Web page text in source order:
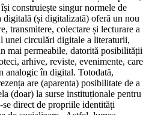
construiește singur normele de
(și digitalizată) oferă un nou
transmitere, colectare și lecturare a
unei circulări digitale a literaturii,
mai permeabile, datorită posibilității
arhive, reviste, evenimente, care
analogic în digital. Totodată,
are (aparenta) posibilitate de a
(doar) la surse instituționale pentru
direct de propriile identități